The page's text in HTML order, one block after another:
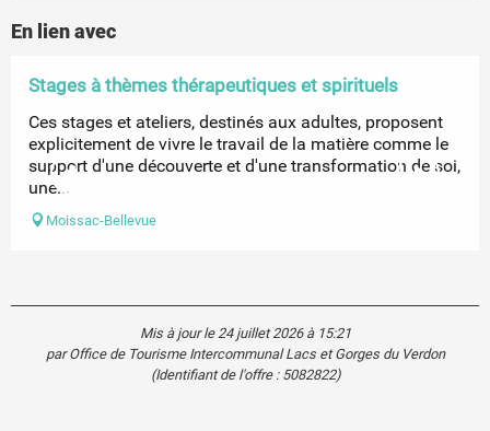
En lien avec
Stages à thèmes thérapeutiques et spirituels
Ces stages et ateliers, destinés aux adultes, proposent
explicitement de vivre le travail de la matière comme le
support d'une découverte et d'une transformation de soi,
une...
Moissac-Bellevue
Mis à jour le 24 juillet 2026 à 15:21
par Office de Tourisme Intercommunal Lacs et Gorges du Verdon
(Identifiant de l'offre : 5082822)